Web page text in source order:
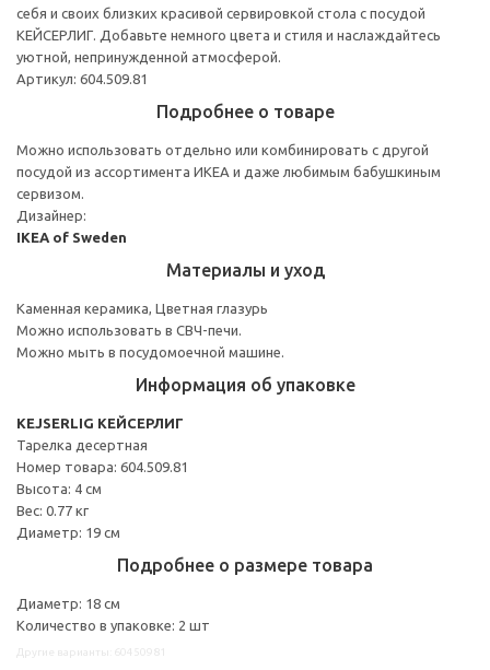
себя и своих близких красивой сервировкой стола с посудой
КЕЙСЕРЛИГ. Добавьте немного цвета и стиля и наслаждайтесь
уютной, непринужденной атмосферой.
Артикул: 604.509.81
Подробнее о товаре
Можно использовать отдельно или комбинировать с другой
посудой из ассортимента ИКЕА и даже любимым бабушкиным
сервизом.
Дизайнер:
IKEA of Sweden
Материалы и уход
Каменная керамика, Цветная глазурь
Можно использовать в СВЧ-печи.
Можно мыть в посудомоечной машине.
Информация об упаковке
KEJSERLIG КЕЙСЕРЛИГ
Тарелка десертная
Номер товара: 604.509.81
Высота: 4 см
Вес: 0.77 кг
Диаметр: 19 см
Подробнее о размере товара
Диаметр: 18 см
Количество в упаковке: 2 шт